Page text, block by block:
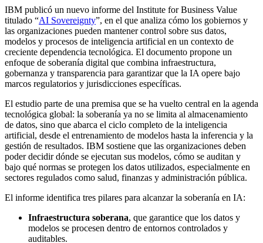
IBM publicó un nuevo informe del Institute for Business Value
titulado “AI Sovereignty”, en el que analiza cómo los gobiernos y
las organizaciones pueden mantener control sobre sus datos,
modelos y procesos de inteligencia artificial en un contexto de
creciente dependencia tecnológica. El documento propone un
enfoque de soberanía digital que combina infraestructura,
gobernanza y transparencia para garantizar que la IA opere bajo
marcos regulatorios y jurisdicciones específicas.
El estudio parte de una premisa que se ha vuelto central en la agenda
tecnológica global: la soberanía ya no se limita al almacenamiento
de datos, sino que abarca el ciclo completo de la inteligencia
artificial, desde el entrenamiento de modelos hasta la inferencia y la
gestión de resultados. IBM sostiene que las organizaciones deben
poder decidir dónde se ejecutan sus modelos, cómo se auditan y
bajo qué normas se protegen los datos utilizados, especialmente en
sectores regulados como salud, finanzas y administración pública.
El informe identifica tres pilares para alcanzar la soberanía en IA:
Infraestructura soberana, que garantice que los datos y
modelos se procesen dentro de entornos controlados y
auditables.